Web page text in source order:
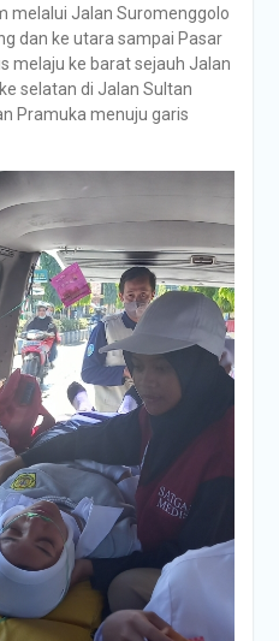
melalui Jalan Suromenggolo
dan ke utara sampai Pasar
melaju ke barat sejauh Jalan
selatan di Jalan Sultan
Pramuka menuju garis